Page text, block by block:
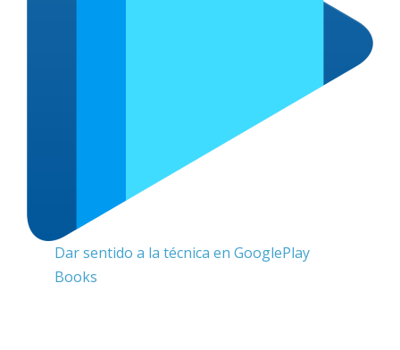
Dar sentido a la técnica en GooglePlay
Books